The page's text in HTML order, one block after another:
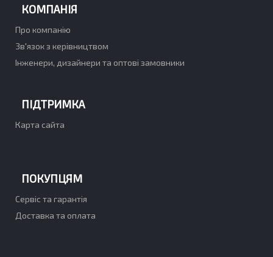
КОМПАНІЯ
Про компанію
Зв'язок з керівництвом
Інженери, дизайнери та оптові замовники
ПІДТРИМКА
Карта сайта
ПОКУПЦЯМ
Сервіс та гарантія
Доставка та оплата